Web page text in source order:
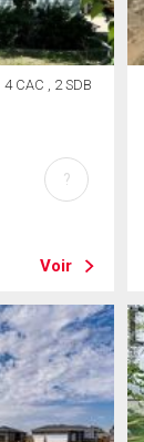
4 CAC , 2 SDB
Voir
?